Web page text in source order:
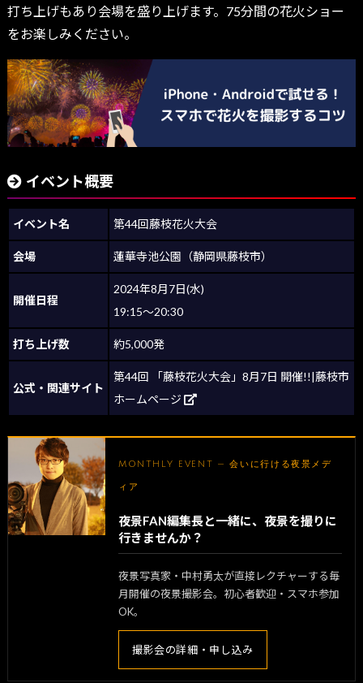
打ち上げもあり会場を盛り上げます。75分間の花火ショー
をお楽しみください。
イベント概要
イベント名 第44回藤枝花火大会
会場 蓮華寺池公園（静岡県藤枝市）
開催日程
2024年8月7日(水)
19:15～20:30
打ち上げ数 約5,000発
公式・関連サイト
第44回 「藤枝花火大会」8月7日 開催!!|藤枝市
ホームページ
MONTHLY EVENT — 会いに行ける夜景メデ
ィア
夜景FAN編集長と一緒に、夜景を撮りに
行きませんか？
夜景写真家・中村勇太が直接レクチャーする毎
月開催の夜景撮影会。初心者歓迎・スマホ参加
OK。
撮影会の詳細・申し込み